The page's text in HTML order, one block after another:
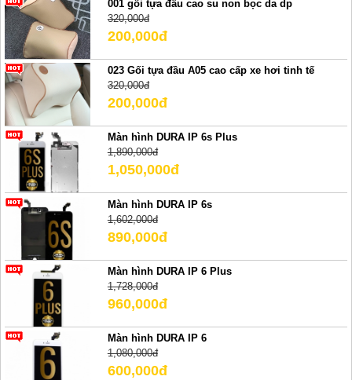
001 gối tựa đầu cao su non bọc da dp
320,000đ
200,000đ
023 Gối tựa đầu A05 cao cấp xe hơi tinh tế
320,000đ
200,000đ
Màn hình DURA IP 6s Plus
1,890,000đ
1,050,000đ
Màn hình DURA IP 6s
1,602,000đ
890,000đ
Màn hình DURA IP 6 Plus
1,728,000đ
960,000đ
Màn hình DURA IP 6
1,080,000đ
600,000đ